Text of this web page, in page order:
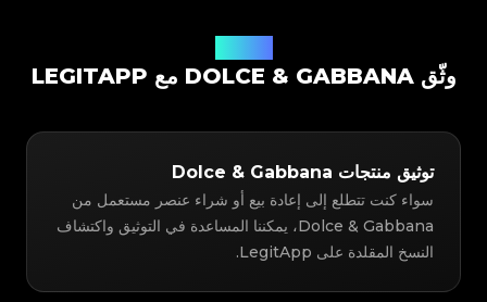
وثّق DOLCE & GABBANA مع LEGITAPP
توثيق منتجات Dolce & Gabbana
سواء كنت تتطلع إلى إعادة بيع أو شراء عنصر مستعمل من
Dolce & Gabbana، يمكننا المساعدة في التوثيق واكتشاف
النسخ المقلدة على LegitApp.